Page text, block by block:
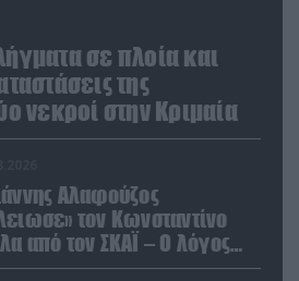
σε πλοία και
της
νεκροί στην Κριμαία
Αλαφούζος
τον Κωνσταντίνο
από τον ΣΚΑΪ – Ο λόγος
απομάκρυνσής του